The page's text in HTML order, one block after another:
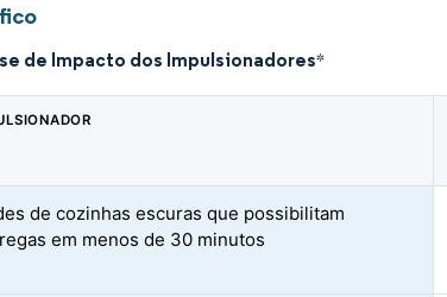
de Impacto dos Impulsionadores*
de cozinhas escuras que possibilitam
em menos de 30 minutos